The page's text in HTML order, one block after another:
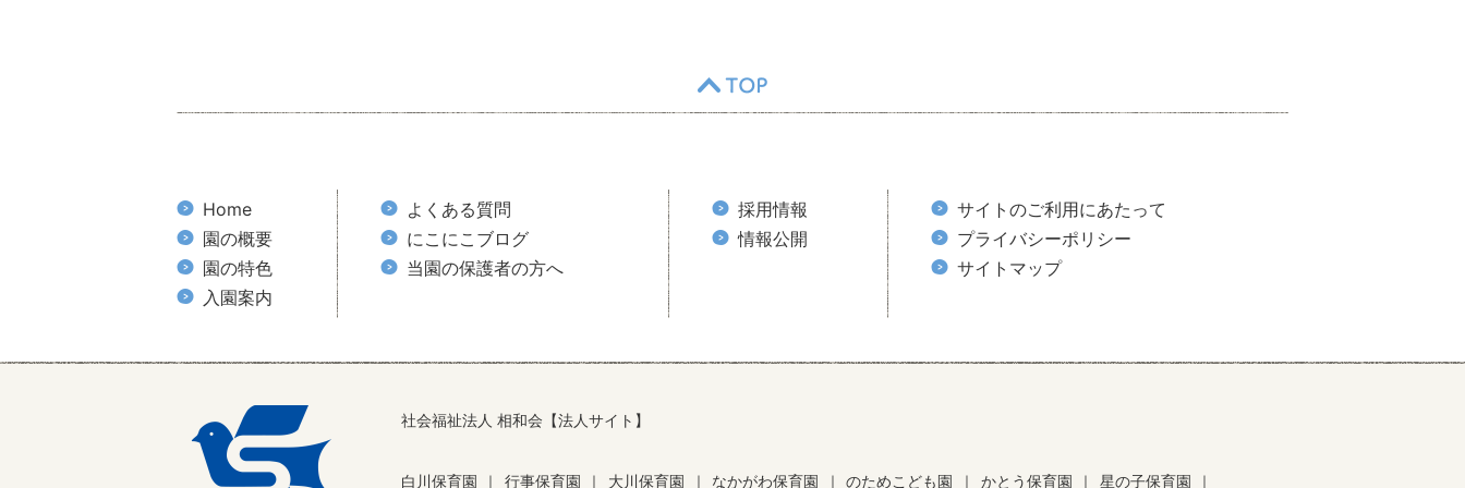
Home
園の概要
園の特色
入園案内
よくある質問
にこにこブログ
当園の保護者の方へ
採用情報
情報公開
サイトのご利用にあたって
プライバシーポリシー
サイトマップ
社会福祉法人 相和会【法人サイト】
白川保育園 ｜ 行事保育園 ｜ 大川保育園 ｜ なかがわ保育園 ｜ のためこども園 ｜ かとう保育園 ｜ 星の子保育園 ｜